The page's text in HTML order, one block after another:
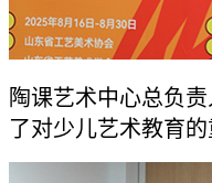
陶课艺术中心总负
了对少儿艺术教育的